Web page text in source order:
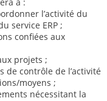
à :
l’activité du
service ERP ;
confiées aux
projets ;
de contrôle de l’activité
moyens ;
nécessitant la